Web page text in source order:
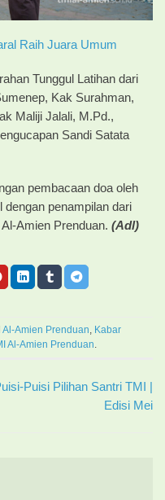
Raih Juara Umum
Tunggul Latihan dari
Kak Surahman,
Maliji Jalali, M.Pd.,
Sandi Satata
pembacaan doa oleh
penampilan dari
Amien Prenduan. (Adl)
Al-Amien Prenduan
Kabar
Al-Amien Prenduan
Puisi Pilihan Santri TMI |
Edisi Mei